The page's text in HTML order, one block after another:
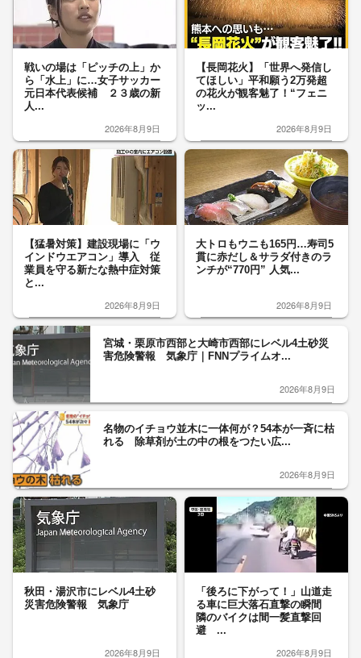
戦いの場は「ピッチの上」か
ら「水上」に…女子サッカー
元日本代表候補 ２３歳の新
人...
2026年8月9日
【長岡花火】「世界へ発信し
てほしい」平和願う2万発超
の花火が観客魅了！“フェニ
ッ...
2026年8月9日
【猛暑対策】建設現場に「ウ
インドウエアコン」導入 従
業員を守る新たな熱中症対策
と...
2026年8月9日
大トロもウニも165円…寿司5
貫に赤だし＆サラダ付きのラ
ンチが“770円” 人気...
2026年8月9日
宮城・栗原市西部と大崎市西部にレベル4土砂災
害危険警報 気象庁｜FNNプライムオ...
2026年8月9日
名物のイチョウ並木に一体何が？54本が一斉に枯
れる 除草剤が土の中の根をつたい広...
2026年8月9日
秋田・湯沢市にレベル4土砂
災害危険警報 気象庁
2026年8月9日
「後ろに下がって！」山道走
る車に巨大落石直撃の瞬間
隣のバイクは間一髪直撃回
避 ...
2026年8月9日